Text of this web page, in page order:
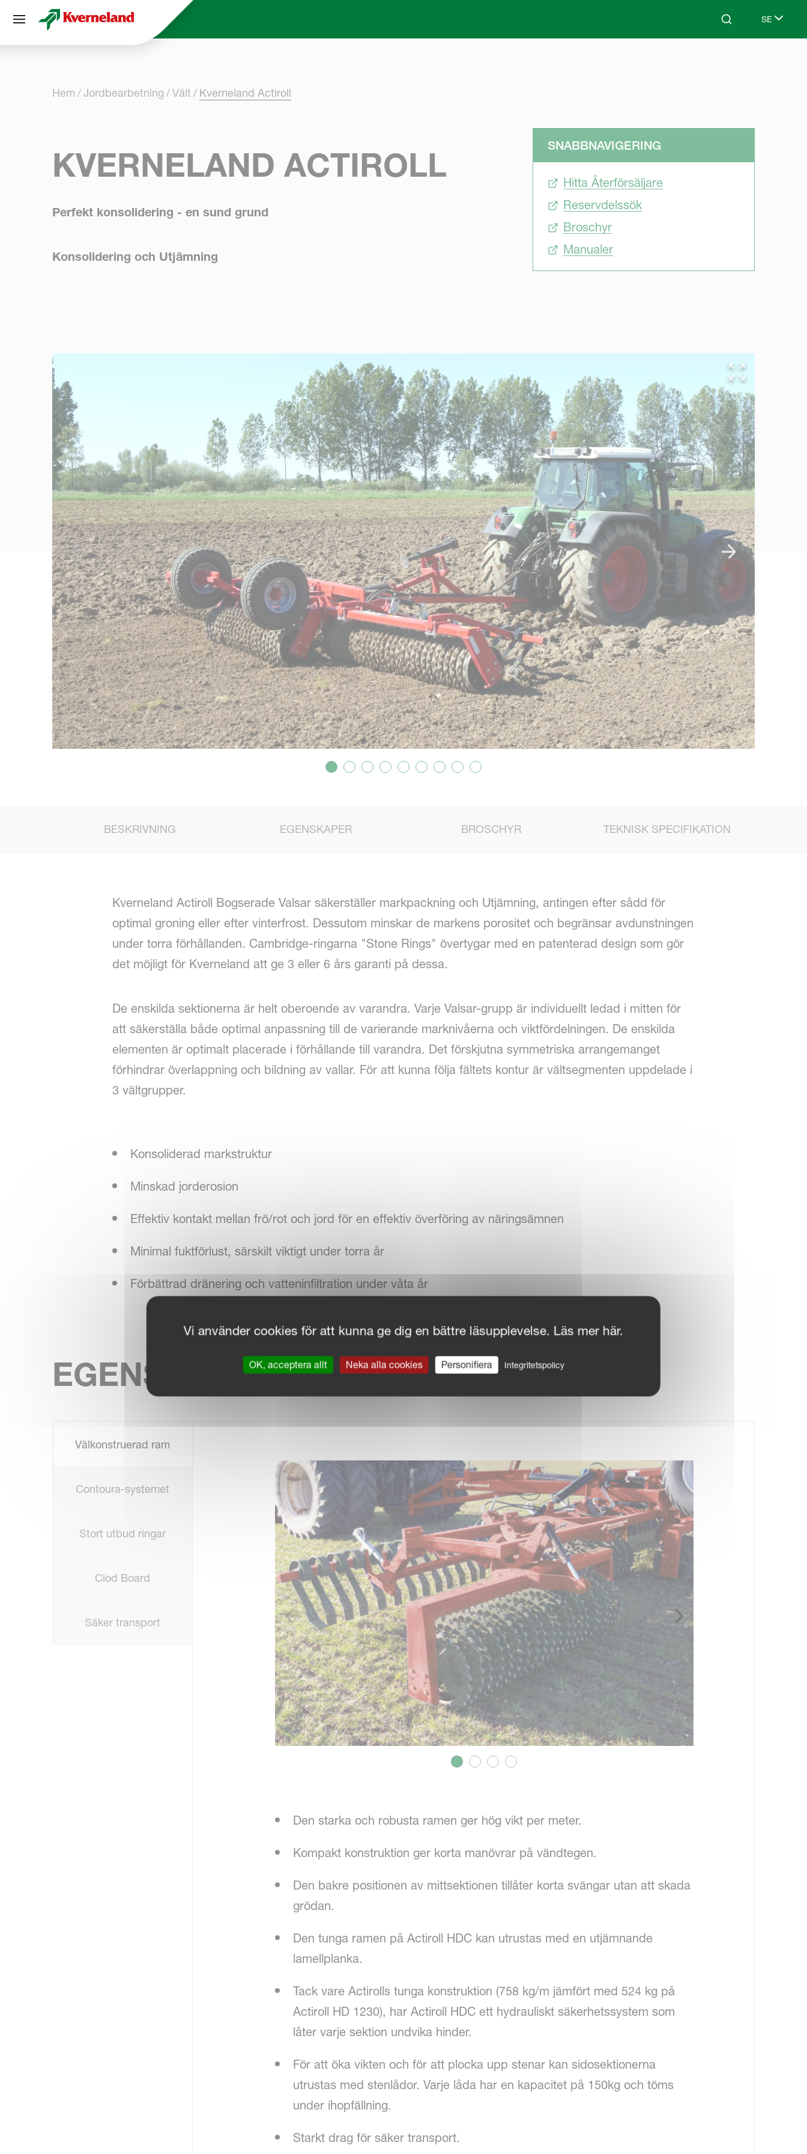
Search SE
Select
Hem Jordbearbetning Vält Kverneland Actiroll
KVERNELAND ACTIROLL
Perfekt konsolidering - en sund grund
Konsolidering och Utjämning
SNABBNAVIGERING
Hitta Återförsäljare
Reservdelssök
Broschyr
Manualer
BESKRIVNING EGENSKAPER BROSCHYR TEKNISK SPECIFIKATION
Kverneland Actiroll Bogserade Valsar säkerställer markpackning och Utjämning, antingen efter sådd för
optimal groning eller efter vinterfrost. Dessutom minskar de markens porositet och begränsar avdunstningen
under torra förhållanden. Cambridge-ringarna "Stone Rings" övertygar med en patenterad design som gör
det möjligt för Kverneland att ge 3 eller 6 års garanti på dessa.
De enskilda sektionerna är helt oberoende av varandra. Varje Valsar-grupp är individuellt ledad i mitten för
att säkerställa både optimal anpassning till de varierande marknivåerna och viktfördelningen. De enskilda
elementen är optimalt placerade i förhållande till varandra. Det förskjutna symmetriska arrangemanget
förhindrar överlappning och bildning av vallar. För att kunna följa fältets kontur är vältsegmenten uppdelade i
3 vältgrupper.
Konsoliderad markstruktur
Minskad jorderosion
Effektiv kontakt mellan frö/rot och jord för en effektiv överföring av näringsämnen
Minimal fuktförlust, särskilt viktigt under torra år
Förbättrad dränering och vatteninfiltration under våta år
EGENSKAPER
Välkonstruerad ram
Contoura-systemet
Stort utbud ringar
Clod Board
Säker transport
Den starka och robusta ramen ger hög vikt per meter.
Kompakt konstruktion ger korta manövrar på vändtegen.
Den bakre positionen av mittsektionen tillåter korta svängar utan att skada
grödan.
Den tunga ramen på Actiroll HDC kan utrustas med en utjämnande
lamellplanka.
Tack vare Actirolls tunga konstruktion (758 kg/m jämfört med 524 kg på
Actiroll HD 1230), har Actiroll HDC ett hydrauliskt säkerhetssystem som
låter varje sektion undvika hinder.
För att öka vikten och för att plocka upp stenar kan sidosektionerna
utrustas med stenlådor. Varje låda har en kapacitet på 150kg och töms
under ihopfällning.
Starkt drag för säker transport.
Cookie- hanteringspanel
Vi använder cookies för att kunna ge dig en bättre läsupplevelse. Läs mer här.
OK, acceptera allt Neka alla cookies Personifiera Integritetspolicy